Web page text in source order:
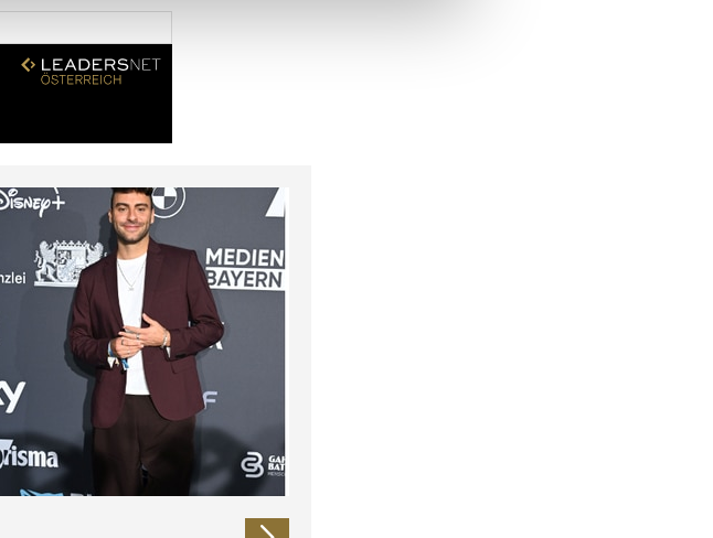
Funktionen für soziale Medien anbieten zu können
weiter. Unsere Partner führen diese Informationen
haben oder die sie im Rahmen Ihrer Nutzung